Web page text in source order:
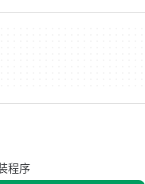
程序